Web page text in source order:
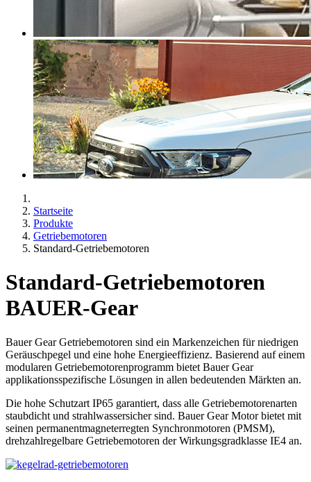
Startseite
Produkte
Getriebemotoren
Standard-Getriebemotoren
Standard-Getriebemotoren
BAUER-Gear
Bauer Gear Getriebemotoren sind ein Markenzeichen für niedrigen
Geräuschpegel und eine hohe Energieeffizienz. Basierend auf einem
modularen Getriebemotorenprogramm bietet Bauer Gear
applikationsspezifische Lösungen in allen bedeutenden Märkten an.
Die hohe Schutzart IP65 garantiert, dass alle Getriebemotorenarten
staubdicht und strahlwassersicher sind. Bauer Gear Motor bietet mit
seinen permanentmagneterregten Synchronmotoren (PMSM),
drehzahlregelbare Getriebemotoren der Wirkungsgradklasse IE4 an.